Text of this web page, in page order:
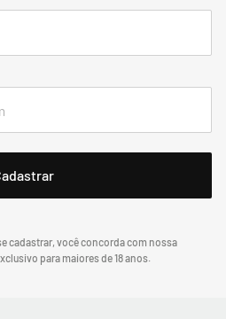
cadastrar, você concorda com nossa
para maiores de 18 anos.